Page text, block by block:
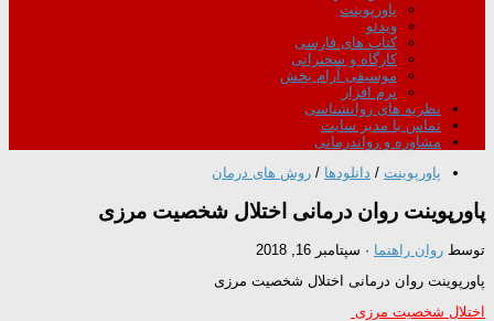
پاورپوینت
ویدئو
کتاب های فارسی
کارگاه و سخنرانی
موسیقی آرام بخش
نرم افزار
نظریه های روانشناسی
تماس با مدیر سایت
مشاوره و رواندرمانی
پاورپوینت / دانلودها / روش های درمان
پاورپوینت روان درمانی اختلال شخصیت مرزی
توسط روان راهنما · سپتامبر 16, 2018
پاورپوینت روان درمانی اختلال شخصیت مرزی
اختلال شخصیت مرزی